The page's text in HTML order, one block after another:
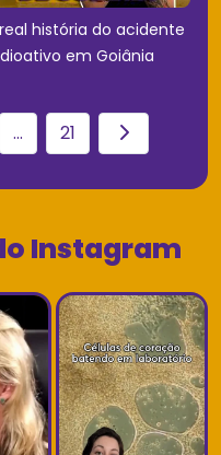
história do acidente
em Goiânia
... 21
Instagram